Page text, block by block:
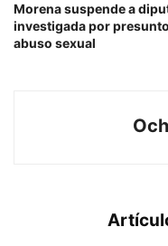
Morena suspende a
investigada por presunto
abuso sexual